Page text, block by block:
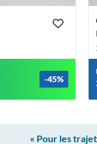
-45%
« Pour les